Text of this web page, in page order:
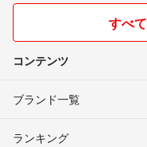
すべ
コンテンツ
ブランド一覧
ランキング